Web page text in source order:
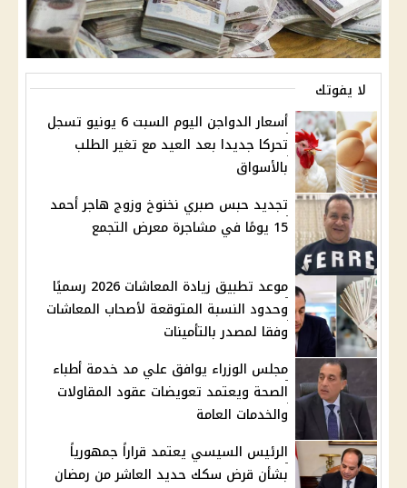
لا يفوتك
أسعار الدواجن اليوم السبت 6 يونيو تسجل
تحركا جديدا بعد العيد مع تغير الطلب
بالأسواق
تجديد حبس صبري نخنوخ وزوج هاجر أحمد
15 يومًا في مشاجرة معرض التجمع
موعد تطبيق زيادة المعاشات 2026 رسميًا
وحدود النسبة المتوقعة لأصحاب المعاشات
وفقا لمصدر بالتأمينات
مجلس الوزراء يوافق علي مد خدمة أطباء
الصحة ويعتمد تعويضات عقود المقاولات
والخدمات العامة
الرئيس السيسي يعتمد قراراً جمهورياً
بشأن قرض سكك حديد العاشر من رمضان